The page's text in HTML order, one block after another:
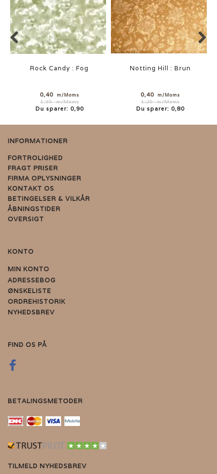
Rock Candy : Fog
0,40 m/Moms
1,30m/Moms
Du sparer: 0,90
Notting Hill : Brun
0,40 m/Moms
1,20m/Moms
Du sparer: 0,80
INFORMATIONER
FORTROLIGHED
FRAGT PRISER
FIRMA OPLYSNINGER
KONTAKT OS
BETINGELSER & VILKÅR
ÅBNINGSTIDER
OVERSIGT
KONTO
MIN KONTO
ADRESSEBOG
ØNSKELISTE
ORDREHISTORIK
NYHEDSBREV
FIND OS PÅ
BETALINGSMETODER
TILMELD NYHEDSBREV